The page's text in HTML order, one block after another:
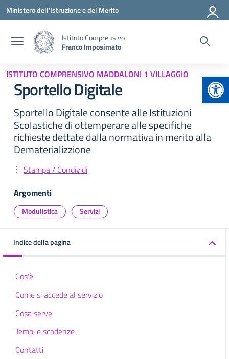
Vai ai contenuti
Vai al menu di navigazione
Vai al footer
Ministero dell'Istruzione e del Merito
Istituto Comprensivo
Franco Imposimato
ISTITUTO COMPRENSIVO MADDALONI 1 VILLAGGIO
Sportello Digitale
Sportello Digitale consente alle Istituzioni
Scolastiche di ottemperare alle specifiche
richieste dettate dalla normativa in merito alla
Dematerializzione
Stampa / Condividi
Argomenti
Modulistica Servizi
Indice della pagina
Cos'è
Come si accede al servizio
Cosa serve
Tempi e scadenze
Contatti